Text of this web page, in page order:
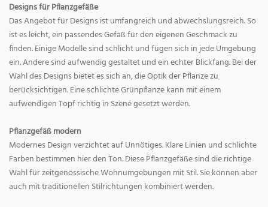
Designs für Pflanzgefäße
Das Angebot für Designs ist umfangreich und abwechslungsreich. So
ist es leicht, ein passendes Gefäß für den eigenen Geschmack zu
finden. Einige Modelle sind schlicht und fügen sich in jede Umgebung
ein. Andere sind aufwendig gestaltet und ein echter Blickfang. Bei der
Wahl des Designs bietet es sich an, die Optik der Pflanze zu
berücksichtigen. Eine schlichte Grünpflanze kann mit einem
aufwendigen Topf richtig in Szene gesetzt werden.
Pflanzgefäß modern
Modernes Design verzichtet auf Unnötiges. Klare Linien und schlichte
Farben bestimmen hier den Ton. Diese Pflanzgefäße sind die richtige
Wahl für zeitgenössische Wohnumgebungen mit Stil. Sie können aber
auch mit traditionellen Stilrichtungen kombiniert werden.